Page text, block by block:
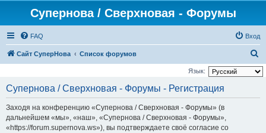
Супернова / Сверхновая - Форумы
FAQ Вход
Сайт СуперНова Список форумов
о
Язык:
Супернова / Сверхновая - Форумы - Регистрация
Заходя на конференцию «Супернова / Сверхновая - Форумы» (в
дальнейшем «мы», «наш», «Супернова / Сверхновая - Форумы»,
«https://forum.supernova.ws»), вы подтверждаете своё согласие со